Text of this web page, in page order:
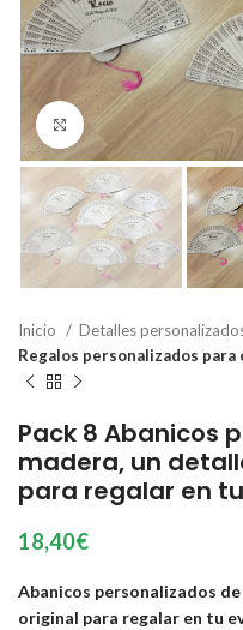
Click to enlarge
Inicio
Detalles
Regalos personalizados para
Pack 8 Abanicos
madera, un
para regalar en
18,40€
Abanicos personalizados
original para regalar en tu